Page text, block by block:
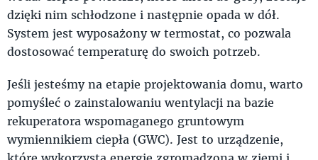
dzięki nim schłodzone i następnie opada w dół.
System jest wyposażony w termostat, co pozwala
dostosować temperaturę do swoich potrzeb.
Jeśli jesteśmy na etapie projektowania domu, warto
pomyśleć o zainstalowaniu wentylacji na bazie
rekuperatora wspomaganego gruntowym
wymiennikiem ciepła (GWC). Jest to urządzenie,